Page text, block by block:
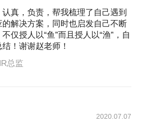
真，负责，帮我梳理了自己遇到
解决方案，同时也启发自己不断
仅授人以“鱼”而且授人以“渔”，自
！谢谢赵老师！
总监
2020.07.07